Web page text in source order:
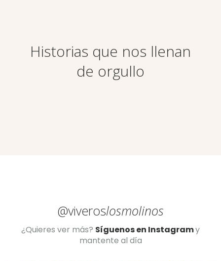
Historias que nos llenan
de orgullo
@viveroslosmolinos
¿Quieres ver más? Síguenos en Instagramy
mantente al día